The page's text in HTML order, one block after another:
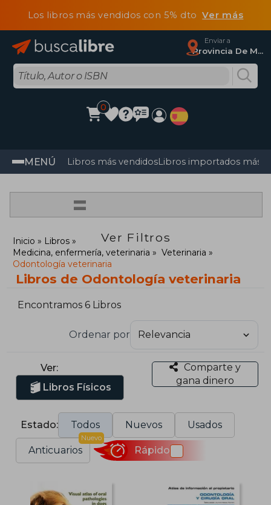
Los libros más vendidos con 5% dtoVer más
Enviar a
Provincia De Madrid
0
MENÚ Libros más vendidosLibros importados más
=
Ver Filtros
Inicio
Libros
Medicina, enfermería, veterinaria
Veterinaria
Odontología veterinaria
Libros de Odontología veterinaria
Encontramos 6 Libros
Ordenar por
Ver:
Libros Físicos
Comparte y
gana dinero
Estado: Todos Nuevos Usados
Anticuarios
Nuevo
Rápido